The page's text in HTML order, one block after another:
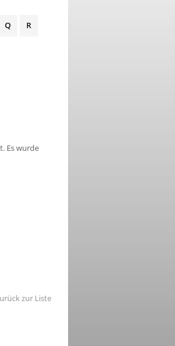
Q R
Es wurde
zur Liste